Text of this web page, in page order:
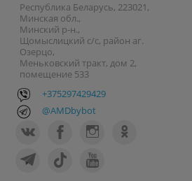
Республика Беларусь, 223021,
Минская обл.,
Минский р-н.,
Щомыслицкий с/с, район аг.
Озерцо,
Меньковский тракт, дом 2,
помещение 533
+375297429429
@AMDbybot